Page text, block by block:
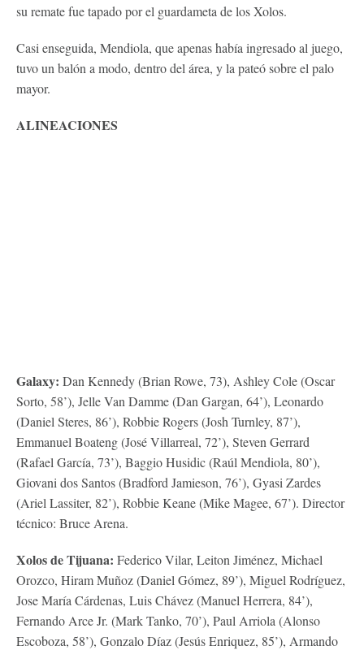
su remate fue tapado por el guardameta de los Xolos.
Casi enseguida, Mendiola, que apenas había ingresado al juego,
tuvo un balón a modo, dentro del área, y la pateó sobre el palo
mayor.
ALINEACIONES
Galaxy: Dan Kennedy (Brian Rowe, 73), Ashley Cole (Oscar
Sorto, 58’), Jelle Van Damme (Dan Gargan, 64’), Leonardo
(Daniel Steres, 86’), Robbie Rogers (Josh Turnley, 87’),
Emmanuel Boateng (José Villarreal, 72’), Steven Gerrard
(Rafael García, 73’), Baggio Husidic (Raúl Mendiola, 80’),
Giovani dos Santos (Bradford Jamieson, 76’), Gyasi Zardes
(Ariel Lassiter, 82’), Robbie Keane (Mike Magee, 67’). Director
técnico: Bruce Arena.
Xolos de Tijuana: Federico Vilar, Leiton Jiménez, Michael
Orozco, Hiram Muñoz (Daniel Gómez, 89’), Miguel Rodríguez,
Jose María Cárdenas, Luis Chávez (Manuel Herrera, 84’),
Fernando Arce Jr. (Mark Tanko, 70’), Paul Arriola (Alonso
Escoboza, 58’), Gonzalo Díaz (Jesús Enriquez, 85’), Armando